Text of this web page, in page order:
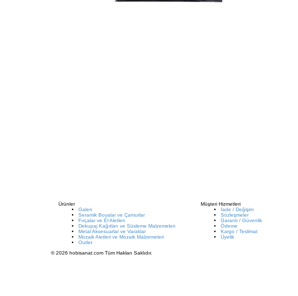
Ürünler
Galeri
Seramik Boyalar ve Çamurlar
Fırçalar ve El Aletleri
Dekupaj Kağıtları ve Süsleme Malzemeleri
Metal Aksesuarlar ve Varaklar
Mozaik Aletleri ve Mozaik Malzemeleri
Outlet
Müşteri Hizmetleri
İade / Değişim
Sözleşmeler
Garanti / Güvenlik
Ödeme
Kargo / Teslimat
Üyelik
© 2026 hobisanat.com Tüm Hakları Saklıdır.